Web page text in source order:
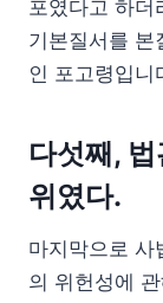
포였다고 하더
기본질서를 본
인 포고령입니
다섯째,
위였다.
마지막으로 사
의 위헌성에